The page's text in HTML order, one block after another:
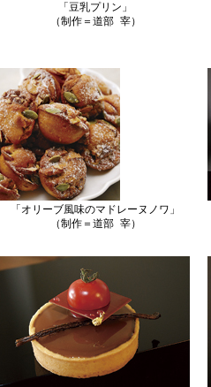
「豆乳プリン」
（制作＝道部 宰）
「オリーブ風味のマドレーヌノワ」
（制作＝道部 宰）